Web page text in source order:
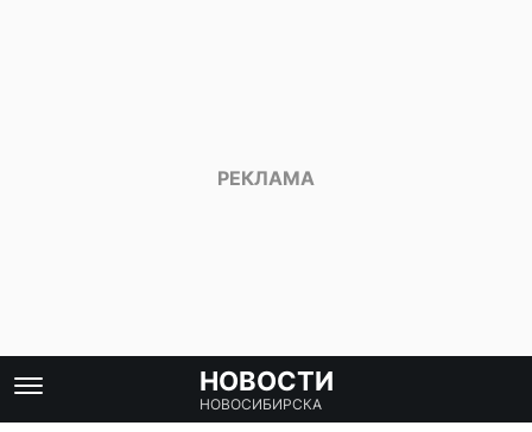
НОВОСТИ
НОВОСИБИРСКА